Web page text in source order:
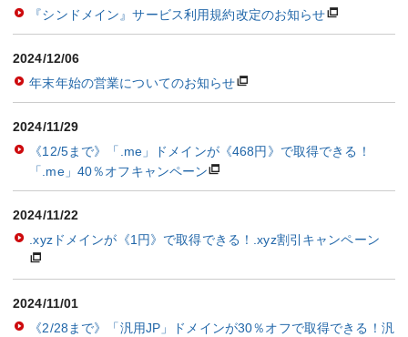
『シンドメイン』サービス利用規約改定のお知らせ
2024/12/06
年末年始の営業についてのお知らせ
2024/11/29
《12/5まで》「.me」ドメインが《468円》で取得できる！
「.me」40％オフキャンペーン
2024/11/22
.xyzドメインが《1円》で取得できる！.xyz割引キャンペーン
2024/11/01
《2/28まで》「汎用JP」ドメインが30％オフで取得できる！汎